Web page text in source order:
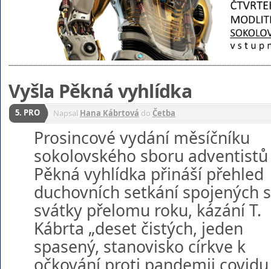
Vyšla Pěkná vyhlídka
5. PRO Napsal Hana Kábrtová do Četba
Prosincové vydání měsíčníku
sokolovského sboru adventistů
Pěkná vyhlídka přináší přehled
duchovních setkání spojených
svátky přelomu roku, kázání T.
Kábrta „deset čistých, jeden
spasený, stanovisko církve k
očkování proti pandemii